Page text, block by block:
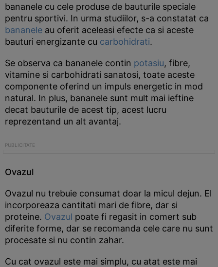
bananele cu cele produse de bauturile speciale
pentru sportivi. In urma studiilor, s-a constatat ca
bananele au oferit aceleasi efecte ca si aceste
bauturi energizante cu carbohidrati.
Se observa ca bananele contin potasiu, fibre,
vitamine si carbohidrati sanatosi, toate aceste
componente oferind un impuls energetic in mod
natural. In plus, bananele sunt mult mai ieftine
decat bauturile de acest tip, acest lucru
reprezentand un alt avantaj.
Ovazul
Ovazul nu trebuie consumat doar la micul dejun. El
incorporeaza cantitati mari de fibre, dar si
proteine. Ovazul poate fi regasit in comert sub
diferite forme, dar se recomanda cele care nu sunt
procesate si nu contin zahar.
Cu cat ovazul este mai simplu, cu atat este mai